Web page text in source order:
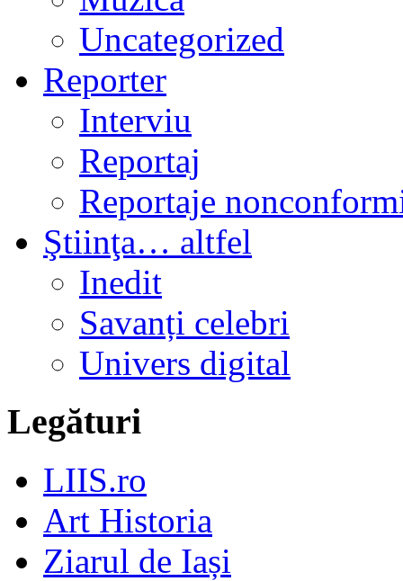
Uncategorized
Reporter
Interviu
Reportaj
Reportaje
Ştiinţa… altfel
Inedit
Savanți celebri
Univers digital
Legături
LIIS.ro
Art Historia
Ziarul de Iași